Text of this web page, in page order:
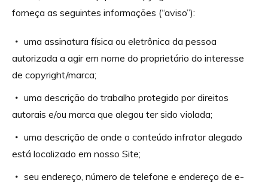
forneça as seguintes informações (“aviso”):
uma assinatura física ou eletrônica da pessoa
autorizada a agir em nome do proprietário do interesse
de copyright/marca;
uma descrição do trabalho protegido por direitos
autorais e/ou marca que alegou ter sido violada;
uma descrição de onde o conteúdo infrator alegado
está localizado em nosso Site;
seu endereço, número de telefone e endereço de e-